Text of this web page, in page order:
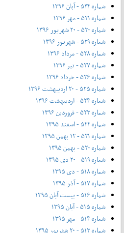
شماره ۵۳۲ - آبان ۱۳۹۶
شماره ۵۳۱ - مهر ۱۳۹۶
شماره ۵۳۰ - ۲۰ شهریور ۱۳۹۶
شماره ۵۲۹ - شهریور ۱۳۹۶
شماره ۵۲۸ - مرداد ۱۳۹۶
شماره ۵۲۷ - تیر ۱۳۹۶
شماره ۵۲۶ - خرداد ۱۳۹۶
شماره ۵۲۵ - ۲۰ اردیبهشت ۱۳۹۶
شماره ۵۲۴ - اردیبهشت ۱۳۹۶
شماره ۵۲۳ - فروردین ۱۳۹۶
شماره ۵۲۲ - اسفند ۱۳۹۵
شماره ۵۲۱ - ۱۲ بهمن ۱۳۹۵
شماره ۵۲۰ - بهمن ۱۳۹۵
شماره ۵۱۹ - ۲۰ دی ۱۳۹۵
شماره ۵۱۸ - دی ۱۳۹۵
شماره ۵۱۷ - آذر ۱۳۹۵
شماره ۵۱۶ - بیست آبان ۱۳۹۵
شماره ۵۱۵ - آبان ۱۳۹۵
شماره ۵۱۴ - مهر ۱۳۹۵
شماره ۵۱۳ - ۲۰ شهریور ۱۳۹۵